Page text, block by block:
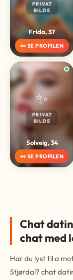
PRIVAT
BILDE
Frida, 37
👀 SE PROFILEN
✨
PRIVAT
BILDE
Solveig, 34
👀 SE PROFILEN
Chat
chat med
Har du lyst til a
Stjørdal? chat